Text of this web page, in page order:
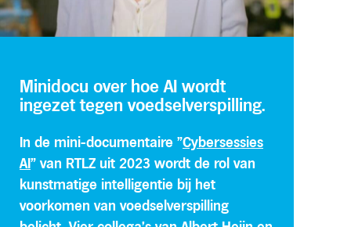
Minidocu over hoe AI wordt
ingezet tegen voedselverspilling.
In de mini-documentaire "Cybersessies
AI” van RTLZ uit 2023 wordt de rol van
kunstmatige intelligentie bij het
voorkomen van voedselverspilling